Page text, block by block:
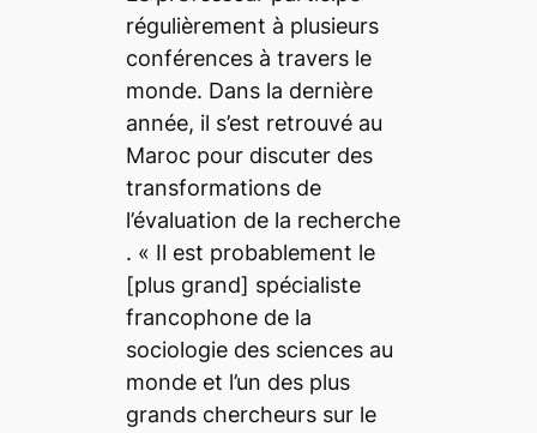
régulièrement à plusieurs
conférences à travers le
monde. Dans la dernière
année, il s’est retrouvé au
Maroc pour discuter des
transformations de
l’évaluation de la recherche
. « Il est probablement le
[plus grand] spécialiste
francophone de la
sociologie des sciences au
monde et l’un des plus
grands chercheurs sur le